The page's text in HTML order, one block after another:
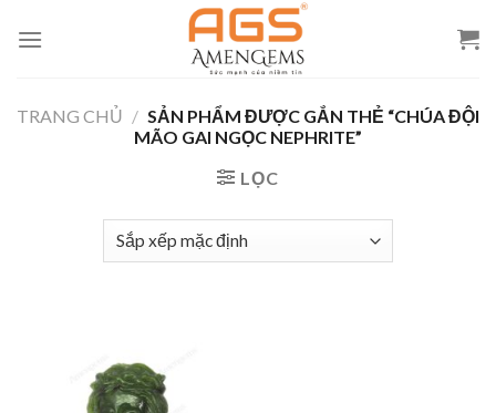
TRANG CHỦ / SẢN PHẨM ĐƯỢC GẮN THẺ “CHÚA ĐỘI
MÃO GAI NGỌC NEPHRITE”
LỌC